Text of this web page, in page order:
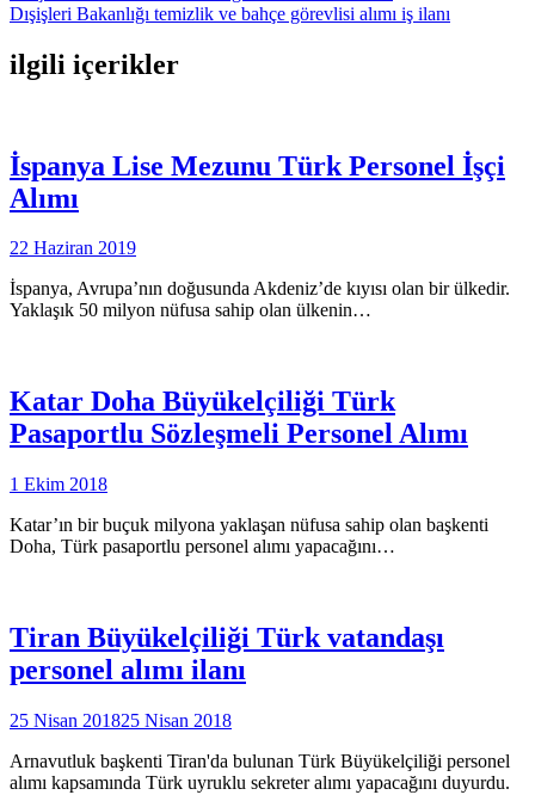
gezinmesi
Dışişleri Bakanlığı temizlik ve bahçe görevlisi alımı iş ilanı
ilgili içerikler
İspanya Lise Mezunu Türk Personel İşçi
Alımı
22 Haziran 2019
İspanya, Avrupa’nın doğusunda Akdeniz’de kıyısı olan bir ülkedir.
Yaklaşık 50 milyon nüfusa sahip olan ülkenin…
Katar Doha Büyükelçiliği Türk
Pasaportlu Sözleşmeli Personel Alımı
1 Ekim 2018
Katar’ın bir buçuk milyona yaklaşan nüfusa sahip olan başkenti
Doha, Türk pasaportlu personel alımı yapacağını…
Tiran Büyükelçiliği Türk vatandaşı
personel alımı ilanı
25 Nisan 201825 Nisan 2018
Arnavutluk başkenti Tiran'da bulunan Türk Büyükelçiliği personel
alımı kapsamında Türk uyruklu sekreter alımı yapacağını duyurdu.